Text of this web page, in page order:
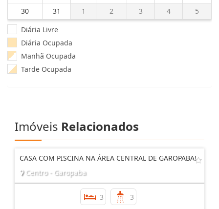
30
31 1 2 3 4
5
Diária Livre
Diária Ocupada
Manhã Ocupada
Tarde Ocupada
Imóveis Relacionados
CASA COM PISCINA NA ÁREA CENTRAL DE GAROPABA!
Centro - Garopaba
3 3